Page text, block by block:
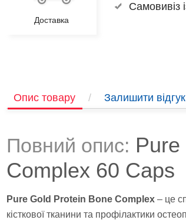
Доставка
Самовивіз
Опис товару / Залишити відгук
Повний опис:
Complex 60 Caps
Pure Gold Protein Bone Complex – це
кісткової тканини та профілактики